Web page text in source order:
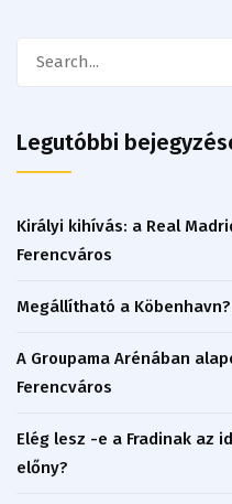
Search
Legutóbbi
Királyi kihívás: a Real
Ferencváros
Megállítható a Köbenhavn?
A Groupama Arénában
Ferencváros
Elég lesz -e a Fradinak az
előny?